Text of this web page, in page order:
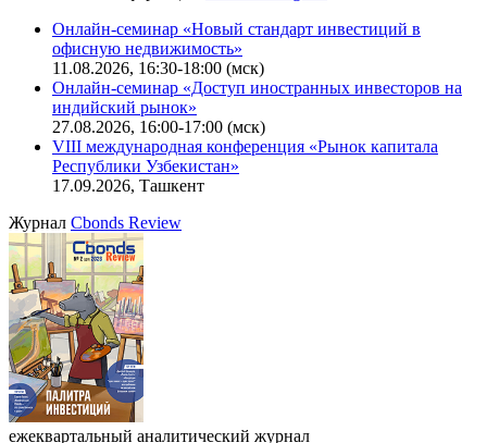
Поиск котировок облигаций
Ближайшие конференцииCbonds Congress
Онлайн-семинар «Новый стандарт инвестиций в
офисную недвижимость»
11.08.2026, 16:30-18:00 (мск)
Онлайн-семинар «Доступ иностранных инвесторов на
индийский рынок»
VIII международная конференция «Рынок капитала
Республики Узбекистан»
17.09.2026, Ташкент
ЖурналCbonds Review